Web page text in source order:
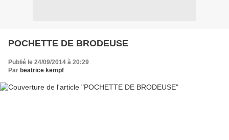
POCHETTE DE BRODEUSE
Publié le 24/09/2014 à 20:29
Par beatrice kempf